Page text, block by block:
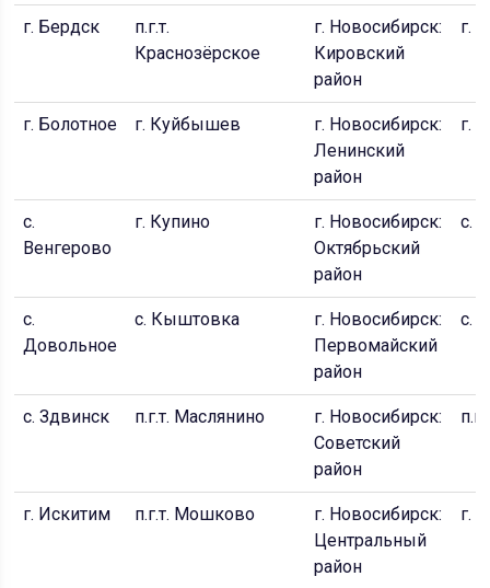
г. Бердск
п.г.т.
Краснозёрское
г. Новосибирск:
Кировский
район
г.
г. Болотное г. Куйбышев
г. Новосибирск:
Ленинский
район
г.
с.
Венгерово
г. Купино
г. Новосибирск:
Октябрьский
район
с.
с.
Довольное
с. Кыштовка
г. Новосибирск:
Первомайский
район
с.
с. Здвинск п.г.т. Маслянино
г. Новосибирск:
Советский
район
г. Искитим п.г.т. Мошково
г. Новосибирск:
Центральный
район
г.